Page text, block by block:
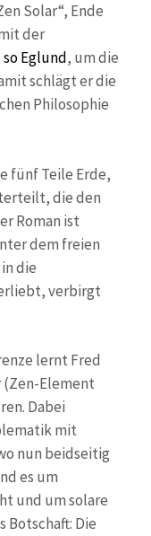
Solar“, Ende
der
so Eglund, um die
schlägt er die
Philosophie
fünf Teile Erde,
die den
Roman ist
dem freien
die
verbirgt
lernt Fred
(Zen-Element
Dabei
mit
nun beidseitig
es um
und um solare
Botschaft: Die